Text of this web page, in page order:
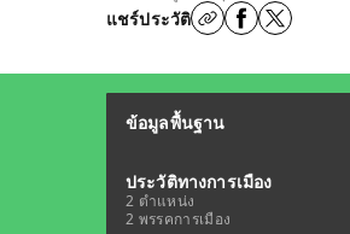
แชร์ประวัติ
ข้อมูลพื้นฐาน
ประวัติทางการเมือง
2 ตำแหน่ง
2 พรรคการเมือง